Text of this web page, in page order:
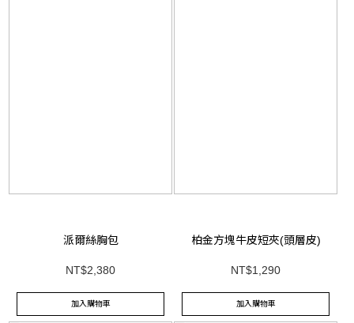
派爾絲胸包
NT$2,380
加入購物車
柏金方塊牛皮短夾(頭層皮)
NT$1,290
加入購物車